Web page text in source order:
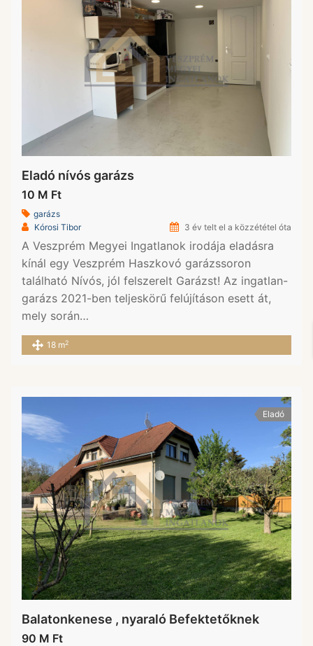
Eladó nívós garázs
10 M Ft
garázs
Kórosi Tibor
3 év telt el a közzététel óta
A Veszprém Megyei Ingatlanok irodája eladásra
kínál egy Veszprém Haszkovó garázssoron
található Nívós, jól felszerelt Garázst! Az ingatlan-
garázs 2021-ben teljeskörű felújításon esett át,
mely során…
18 m2
Eladó
Balatonkenese , nyaraló Befektetőknek
90 M Ft